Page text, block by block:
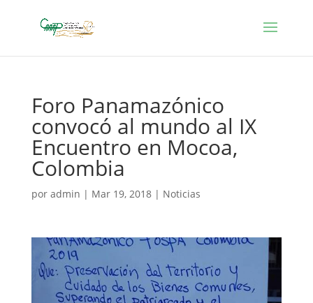
Foro Panamazónico
convocó al mundo al IX
Encuentro en Mocoa,
Colombia
por admin | Mar 19, 2018| Noticias